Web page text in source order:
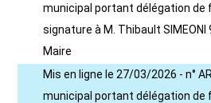
municipal portant délégation de
signature à M. Thibault SIMEONI
Maire
Mis en ligne le 27/03/2026 - n°
municipal portant délégation de